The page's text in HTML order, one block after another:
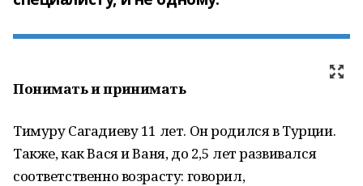
Понимать и принимать
Тимуру Сагадиеву 11 лет. Он родился в Турции.
Также, как Вася и Ваня, до 2,5 лет развивался
соответственно возрасту: говорил,